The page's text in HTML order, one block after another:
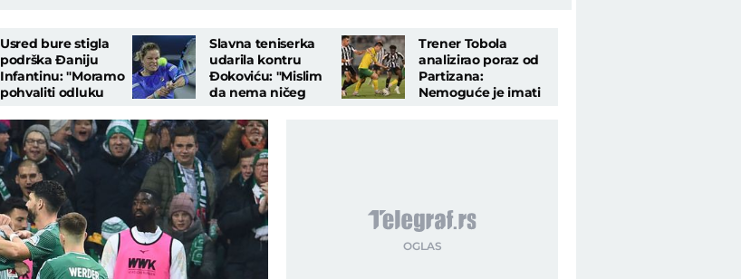
Usred bure stigla
podrška Đaniju
Infantinu: "Moramo
pohvaliti odluku
Slavna teniserka
udarila kontru
Đokoviću: "Mislim
da nema ničeg
Trener Tobola
analizirao poraz od
Partizana:
Nemoguće je imati